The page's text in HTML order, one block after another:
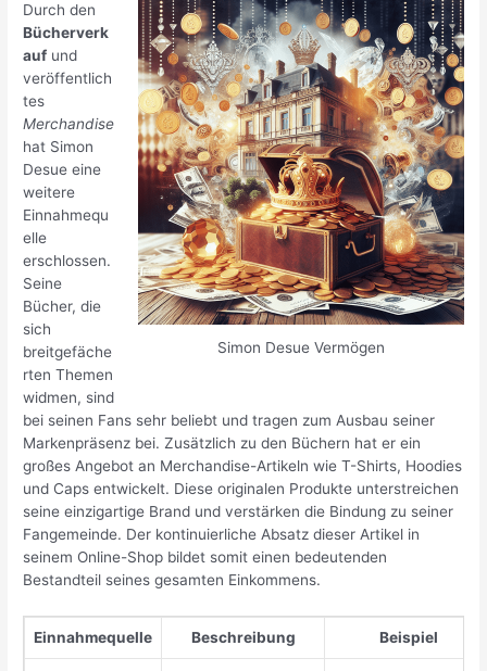
Simon Desue Vermögen
Durch den
Bücherverk
auf und
veröffentlich
tes
Merchandise
hat Simon
Desue eine
weitere
Einnahmequ
elle
erschlossen.
Seine
Bücher, die
sich
breitgefäche
rten Themen
widmen, sind
bei seinen Fans sehr beliebt und tragen zum Ausbau seiner
Markenpräsenz bei. Zusätzlich zu den Büchern hat er ein
großes Angebot an Merchandise-Artikeln wie T-Shirts, Hoodies
und Caps entwickelt. Diese originalen Produkte unterstreichen
seine einzigartige Brand und verstärken die Bindung zu seiner
Fangemeinde. Der kontinuierliche Absatz dieser Artikel in
seinem Online-Shop bildet somit einen bedeutenden
Bestandteil seines gesamten Einkommens.
Einnahmequelle Beschreibung Beispiel